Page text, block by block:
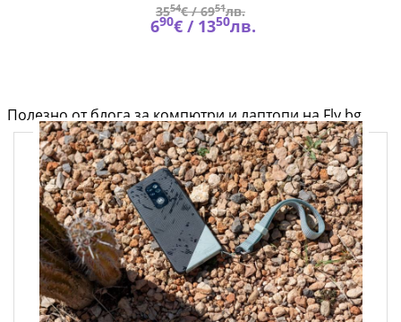
3554€ /6951лв.
690€ / 1350лв.
Полезно от блога за компютри и лаптопи на Fly.bg